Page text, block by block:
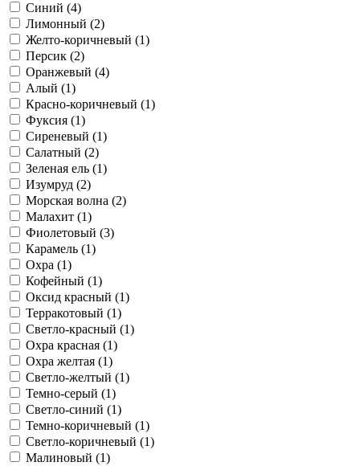
Синий (4)
Лимонный (2)
Желто-коричневый (1)
Персик (2)
Оранжевый (4)
Алый (1)
Красно-коричневый (1)
Фуксия (1)
Сиреневый (1)
Салатный (2)
Зеленая ель (1)
Изумруд (2)
Морская волна (2)
Малахит (1)
Фиолетовый (3)
Карамель (1)
Охра (1)
Кофейный (1)
Оксид красный (1)
Терракотовый (1)
Светло-красный (1)
Охра красная (1)
Охра желтая (1)
Светло-желтый (1)
Темно-серый (1)
Светло-синий (1)
Темно-коричневый (1)
Светло-коричневый (1)
Малиновый (1)